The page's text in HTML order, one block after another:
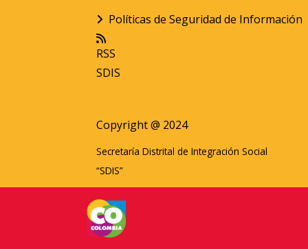
Políticas de Seguridad de Información
RSS
SDIS
Copyright @ 2024
Secretaría Distrital de Integración Social
“SDIS”